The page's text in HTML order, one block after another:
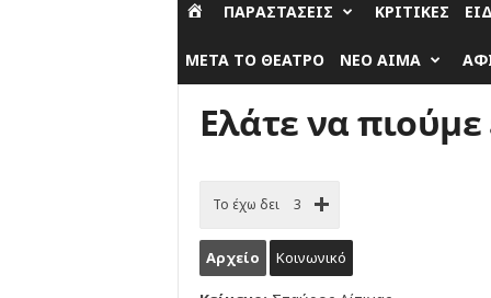
ΠΑΡΑΣΤΆΣΕΙΣ ΚΡΙΤΙΚΈΣ
ΜΕΤΆ ΤΟ ΘΈΑΤΡΟ ΝΈΟ ΑΊΜΑ
Ελάτε να
Το έχω δει 3
Αρχείο Κοινωνικό